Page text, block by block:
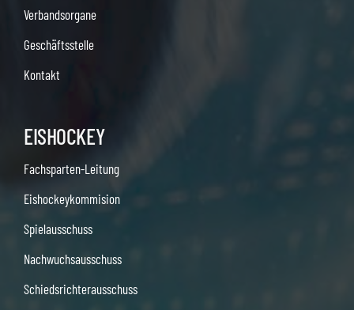
Verbandsorgane
Geschäftsstelle
Kontakt
EISHOCKEY
Fachsparten-Leitung
Eishockeykommision
Spielausschuss
Nachwuchsausschuss
Schiedsrichterausschuss